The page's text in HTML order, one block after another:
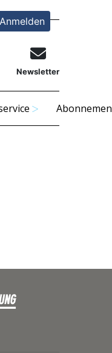
Anmelden
Newsletter